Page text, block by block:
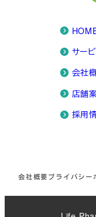
サー
会社
店舗
採用
会社概要 プライバシー